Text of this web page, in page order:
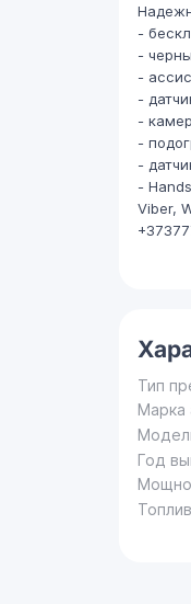
-
-
-
-
-
-
-
-
Viber,
Тип
Марка
Год